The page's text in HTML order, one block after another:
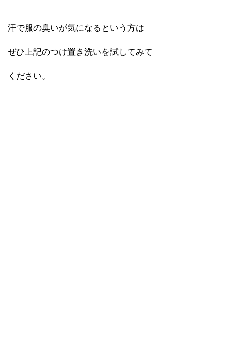
汗で服の臭いが気になるという方は
ぜひ上記のつけ置き洗いを試してみて
ください。